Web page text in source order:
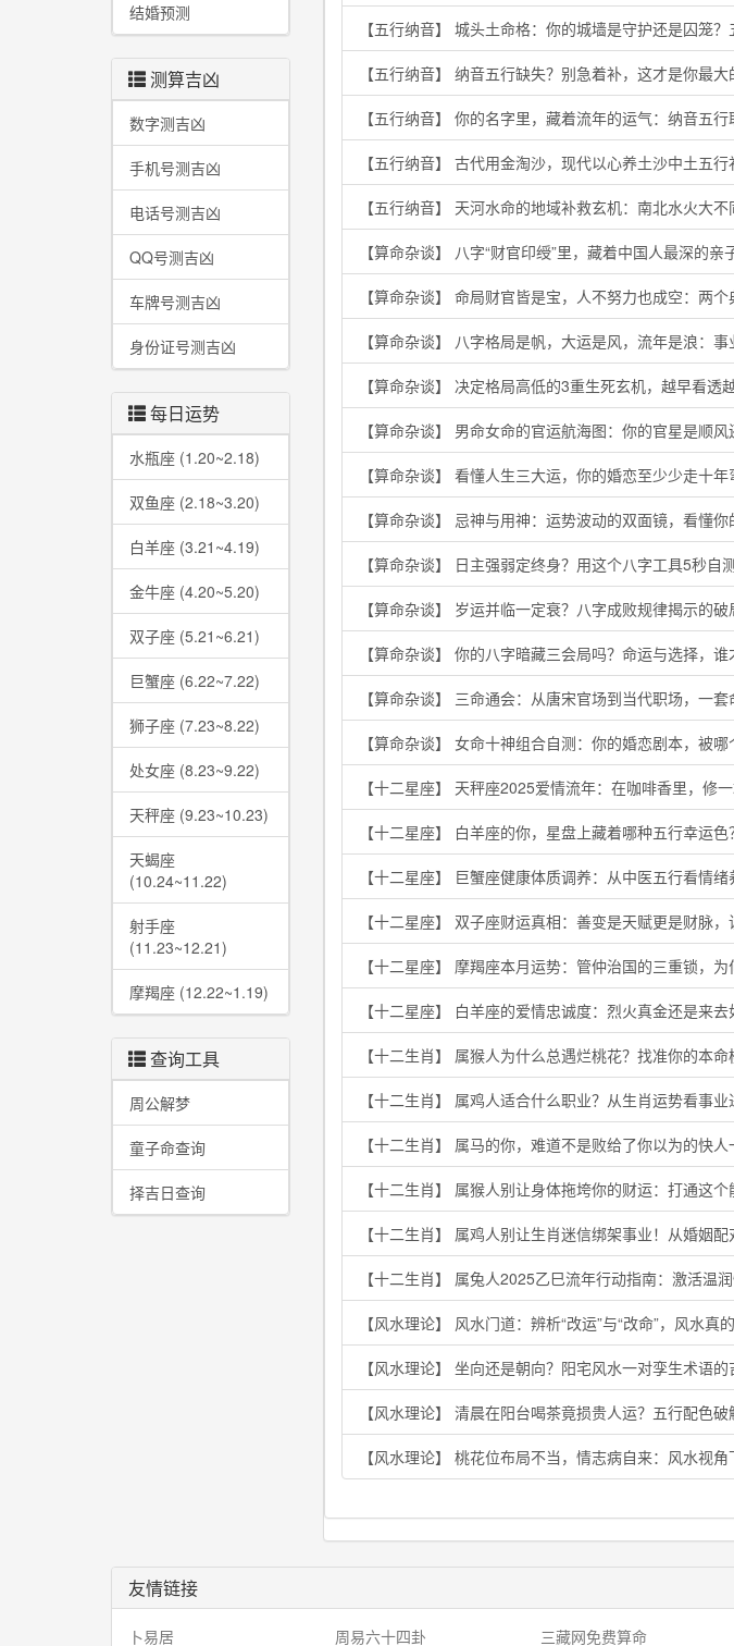
结婚预测
测算吉凶
数字测吉凶
手机号测吉凶
电话号测吉凶
QQ号测吉凶
车牌号测吉凶
身份证号测吉凶
每日运势
水瓶座 (1.20~2.18)
双鱼座 (2.18~3.20)
白羊座 (3.21~4.19)
金牛座 (4.20~5.20)
双子座 (5.21~6.21)
巨蟹座 (6.22~7.22)
狮子座 (7.23~8.22)
处女座 (8.23~9.22)
天秤座 (9.23~10.23)
天蝎座
(10.24~11.22)
射手座
(11.23~12.21)
摩羯座 (12.22~1.19)
查询工具
周公解梦
童子命查询
择吉日查询
【五行纳音】 城头土命格：你的城墙是守护还是囚笼
【五行纳音】 纳音五行缺失？别急着补，这才是你最
【五行纳音】 你的名字里，藏着流年的运气：纳音五
【五行纳音】 古代用金淘沙，现代以心养土沙中土五
【五行纳音】 天河水命的地域补救玄机：南北水火大不
【算命杂谈】 八字“财官印绶”里，藏着中国人最深的亲
【算命杂谈】 命局财官皆是宝，人不努力也成空：两
【算命杂谈】 八字格局是帆，大运是风，流年是浪：
【算命杂谈】 决定格局高低的3重生死玄机，越早看透
【算命杂谈】 男命女命的官运航海图：你的官星是顺风
【算命杂谈】 看懂人生三大运，你的婚恋至少少走十
【算命杂谈】 忌神与用神：运势波动的双面镜，看懂
【算命杂谈】 日主强弱定终身？用这个八字工具5秒自
【算命杂谈】 岁运并临一定衰？八字成败规律揭示的
【算命杂谈】 你的八字暗藏三会局吗？命运与选择，谁
【算命杂谈】 三命通会：从唐宋官场到当代职场，一
【算命杂谈】 女命十神组合自测：你的婚恋剧本，被哪
【十二星座】 天秤座2025爱情流年：在咖啡香里，修
【十二星座】 白羊座的你，星盘上藏着哪种五行幸运色
【十二星座】 巨蟹座健康体质调养：从中医五行看情
【十二星座】 双子座财运真相：善变是天赋更是财脉
【十二星座】 摩羯座本月运势：管仲治国的三重锁，为
【十二星座】 白羊座的爱情忠诚度：烈火真金还是来
【十二生肖】 属猴人为什么总遇烂桃花？找准你的本
【十二生肖】 属鸡人适合什么职业？从生肖运势看事
【十二生肖】 属马的你，难道不是败给了你以为的快人
【十二生肖】 属猴人别让身体拖垮你的财运：打通这
【十二生肖】 属鸡人别让生肖迷信绑架事业！从婚姻
【十二生肖】 属兔人2025乙巳流年行动指南：激活温
【风水理论】 风水门道：辨析“改运”与“改命”，风水真
【风水理论】 坐向还是朝向？阳宅风水一对孪生术语的
【风水理论】 清晨在阳台喝茶竟损贵人运？五行配色
【风水理论】 桃花位布局不当，情志病自来：风水视
友情链接
卜易居 周易六十四卦 三藏网免费算命